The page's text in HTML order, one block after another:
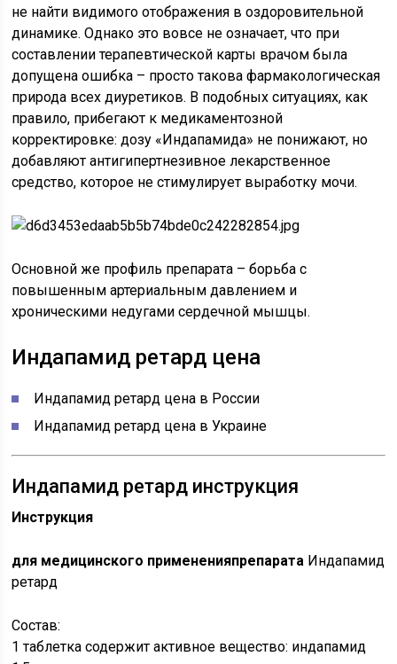
не найти видимого отображения в оздоровительной
динамике. Однако это вовсе не означает, что при
составлении терапевтической карты врачом была
допущена ошибка – просто такова фармакологическая
природа всех диуретиков. В подобных ситуациях, как
правило, прибегают к медикаментозной
корректировке: дозу «Индапамида» не понижают, но
добавляют антигипертнезивное лекарственное
средство, которое не стимулирует выработку мочи.
Основной же профиль препарата – борьба с
повышенным артериальным давлением и
хроническими недугами сердечной мышцы.
Индапамид ретард цена
Индапамид ретард цена в России
Индапамид ретард цена в Украине
Индапамид ретард инструкция
Инструкция
для медицинского примененияпрепарата Индапамид
ретард
Состав:
1 таблетка содержит активное вещество: индапамид